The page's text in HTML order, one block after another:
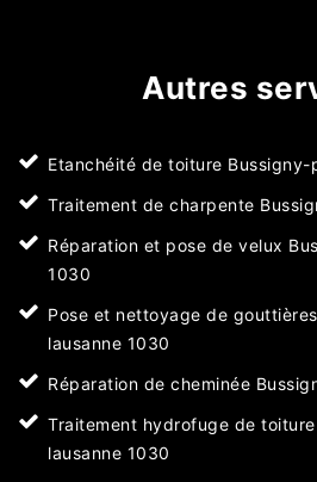
Autres
Etanchéité de toiture Bussigny-
Traitement de charpente
Réparation et pose de velux
1030
Pose et nettoyage de
lausanne 1030
Réparation de cheminée
Traitement hydrofuge de
lausanne 1030